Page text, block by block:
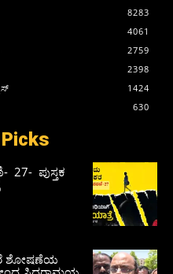
8283
4061
2759
2398
1424
630
27- ಪುಸ್ತಕ
ಶೋಷಣೆಯ